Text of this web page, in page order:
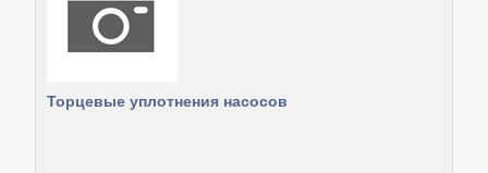
Торцевые уплотнения насосов